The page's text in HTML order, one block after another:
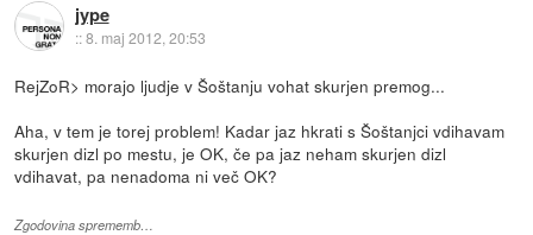
jype
::8. maj 2012, 20:53
RejZoR> morajo ljudje v Šoštanju vohat skurjen premog...
Aha, v tem je torej problem! Kadar jaz hkrati s Šoštanjci vdihavam
skurjen dizl po mestu, je OK, če pa jaz neham skurjen dizl
vdihavat, pa nenadoma ni več OK?
Zgodovina sprememb…